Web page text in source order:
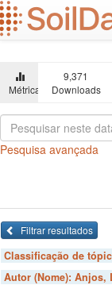
Ir
para
o
principal
Métricas
9,371
Downloads
Pesquisa avançada
Filtrar resultados
Classificação de
Autor (Nome): Anjos,